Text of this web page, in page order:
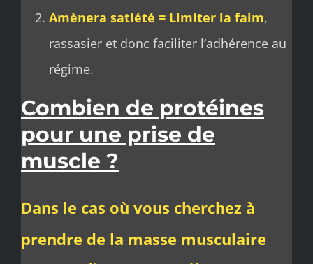
Amènera satiété = Limiter la faim,
rassasier et donc faciliter l’adhérence au
régime.
Combien de protéines
pour une prise de
muscle ?
Dans le cas où vous cherchez à
prendre de la masse musculaire